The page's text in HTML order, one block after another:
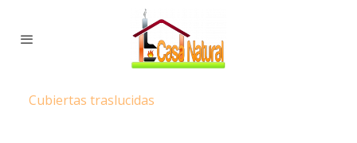
Cubiertas traslucidas